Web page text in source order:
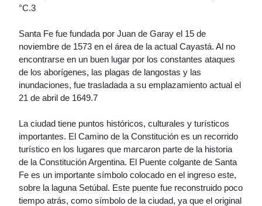
°C.3
Santa Fe fue fundada por Juan de Garay el 15 de
noviembre de 1573 en el área de la actual Cayastá. Al no
encontrarse en un buen lugar por los constantes ataques
de los aborígenes, las plagas de langostas y las
inundaciones, fue trasladada a su emplazamiento actual el
21 de abril de 1649.7
La ciudad tiene puntos históricos, culturales y turísticos
importantes. El Camino de la Constitución es un recorrido
turístico en los lugares que marcaron parte de la historia
de la Constitución Argentina. El Puente colgante de Santa
Fe es un importante símbolo colocado en el ingreso este,
sobre la laguna Setúbal. Este puente fue reconstruido poco
tiempo atrás, como símbolo de la ciudad, ya que el original